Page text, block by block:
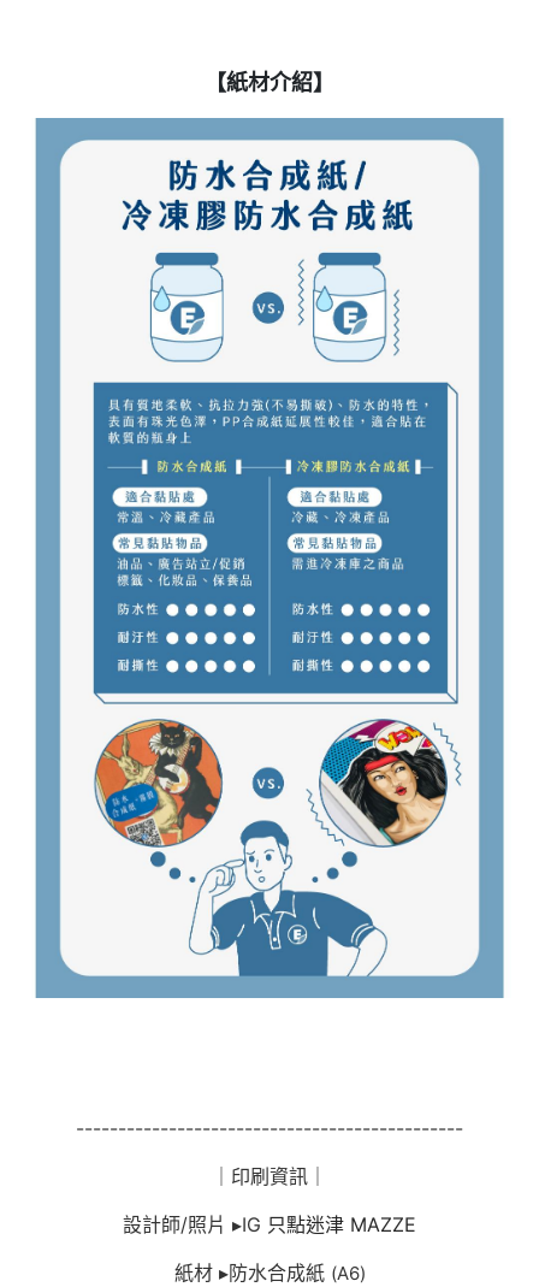
【紙材介紹】
----------------------------------------------
｜印刷資訊｜
設計師/照片 ▸IG 只點迷津 MAZZE
紙材 ▸防水合成紙 (A6)